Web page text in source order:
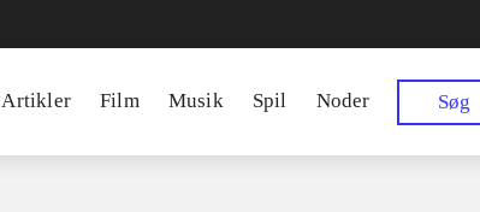
Artikler Film Musik Spil Noder Søg